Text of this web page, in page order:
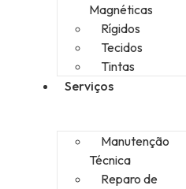
Magnéticas
Rígidos
Tecidos
Tintas
Serviços
Manutenção
Técnica
Reparo de